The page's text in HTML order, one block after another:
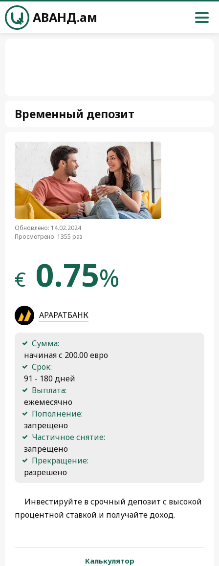
АВАНД.ам
Временный депозит
Обновлено: 14.02.2024
Просмотрено: 1355 раз
€ 0.75%
АРАРАТБАНК
Сумма:
начиная с 200.00 евро
Срок:
91 - 180 дней
Выплата:
ежемесячно
Пополнение:
запрещено
Частичное снятие:
запрещено
Прекращение:
разрешено
Инвестируйте в срочный депозит с высокой
процентной ставкой и получайте доход.
Калькулятор